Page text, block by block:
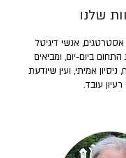
שלנו
אנשי דיגיטל
ביום-יום, ומביאים
אמיתי, ועין שיודעת
עובד.